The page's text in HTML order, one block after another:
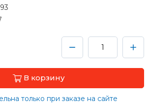
В корзину
только при заказе на сайте